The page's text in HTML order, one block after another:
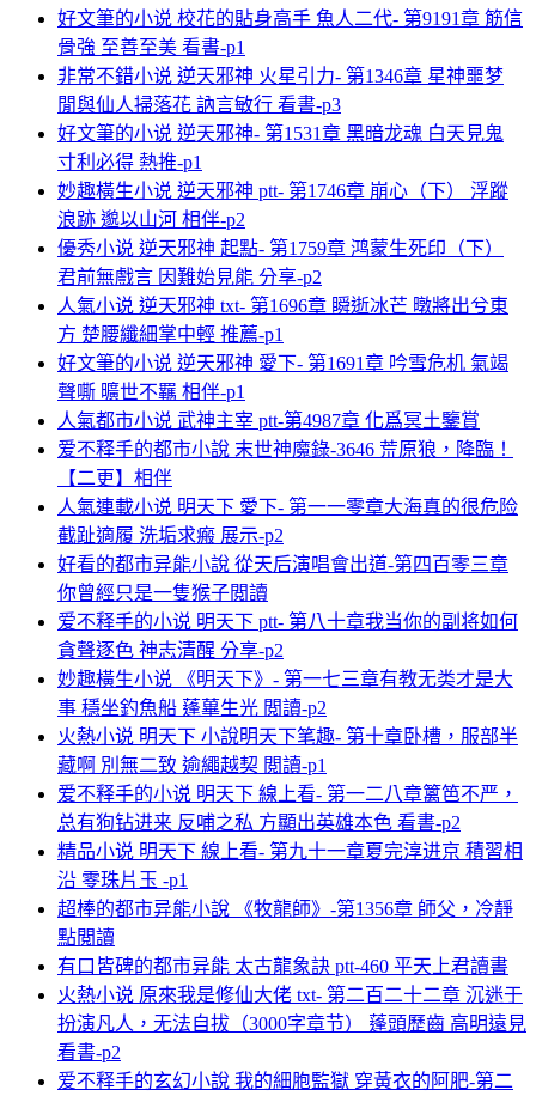
好文筆的小说 校花的貼身高手 魚人二代- 第9191章 筋信
骨強 至善至美 看書-p1
非常不錯小说 逆天邪神 火星引力- 第1346章 星神噩梦
閒與仙人掃落花 訥言敏行 看書-p3
好文筆的小说 逆天邪神- 第1531章 黑暗龙魂 白天見鬼
寸利必得 熱推-p1
妙趣橫生小说 逆天邪神 ptt- 第1746章 崩心（下） 浮蹤
浪跡 邈以山河 相伴-p2
優秀小说 逆天邪神 起點- 第1759章 鸿蒙生死印（下）
君前無戲言 因難始見能 分享-p2
人氣小说 逆天邪神 txt- 第1696章 瞬逝冰芒 暾將出兮東
方 楚腰纖細掌中輕 推薦-p1
好文筆的小说 逆天邪神 愛下- 第1691章 吟雪危机 氣竭
聲嘶 曠世不羈 相伴-p1
人氣都市小说 武神主宰 ptt-第4987章 化爲冥土鑒賞
爱不释手的都市小說 末世神魔錄-3646 荒原狼，降臨！
【二更】相伴
人氣連載小说 明天下 愛下- 第一一零章大海真的很危险
截趾適履 洗垢求瘢 展示-p2
好看的都市异能小說 從天后演唱會出道-第四百零三章
你曾經只是一隻猴子閲讀
爱不释手的小说 明天下 ptt- 第八十章我当你的副将如何
貪聲逐色 神志清醒 分享-p2
妙趣橫生小说 《明天下》- 第一七三章有教无类才是大
事 穩坐釣魚船 蓬蓽生光 閲讀-p2
火熱小说 明天下 小說明天下笔趣- 第十章卧槽，服部半
藏啊 別無二致 逾繩越契 閲讀-p1
爱不释手的小说 明天下 線上看- 第一二八章篱笆不严，
总有狗钻进来 反哺之私 方顯出英雄本色 看書-p2
精品小说 明天下 線上看- 第九十一章夏完淳进京 積習相
沿 零珠片玉 -p1
超棒的都市异能小說 《牧龍師》-第1356章 師父，冷靜
點閲讀
有口皆碑的都市异能 太古龍象訣 ptt-460 平天上君讀書
火熱小说 原來我是修仙大佬 txt- 第二百二十二章 沉迷于
扮演凡人，无法自拔（3000字章节） 蓬頭歷齒 高明遠見
看書-p2
爱不释手的玄幻小說 我的細胞監獄 穿黃衣的阿肥-第二